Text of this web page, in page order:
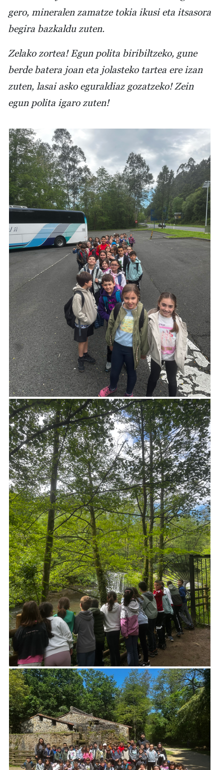
gero, mineralen zamatze tokia ikusi eta itsasora
begira bazkaldu zuten.
Zelako zortea! Egun polita biribiltzeko, gune
berde batera joan eta jolasteko tartea ere izan
zuten, lasai asko eguraldiaz gozatzeko! Zein
egun polita igaro zuten!